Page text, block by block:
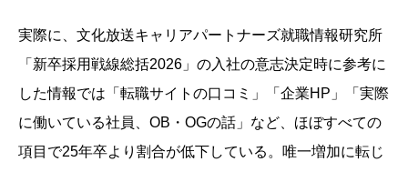
実際に、文化放送キャリアパートナーズ就職情報研究所
「新卒採用戦線総括2026」の入社の意志決定時に参考に
した情報では「転職サイトの口コミ」「企業HP」「実際
に働いている社員、OB・OGの話」など、ほぼすべての
項目で25年卒より割合が低下している。唯一増加に転じ